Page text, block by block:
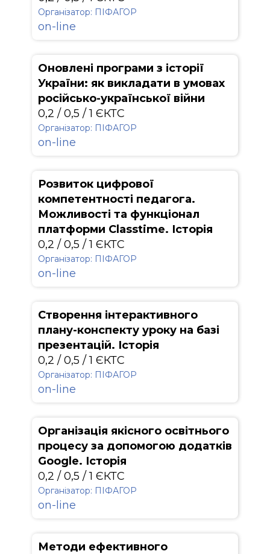
Організатор: ПІФАГОР
on-line
Оновлені програми з історії
України: як викладати в умовах
російсько-української війни
0,2 / 0,5 / 1 ЄКТС
Організатор: ПІФАГОР
on-line
Розвиток цифрової
компетентності педагога.
Можливості та функціонал
платформи Classtime. Історія
0,2 / 0,5 / 1 ЄКТС
Організатор: ПІФАГОР
on-line
Створення інтерактивного
плану-конспекту уроку на базі
презентацій. Історія
0,2 / 0,5 / 1 ЄКТС
Організатор: ПІФАГОР
on-line
Організація якісного освітнього
процесу за допомогою додатків
Google. Історія
0,2 / 0,5 / 1 ЄКТС
Організатор: ПІФАГОР
on-line
Методи ефективного